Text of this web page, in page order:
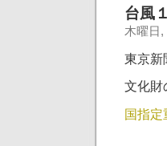
台風
木曜日,
東京新
文化
国指定